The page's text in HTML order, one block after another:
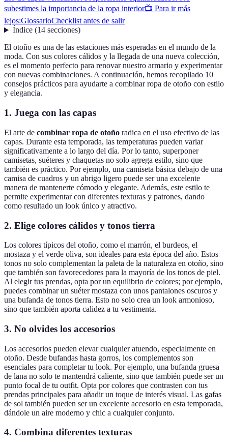
subestimes la importancia de la ropa interior📺 Para ir más
lejos:GlossarioChecklist antes de salir
Índice(14 secciones)
El otoño es una de las estaciones más esperadas en el mundo de la
moda. Con sus colores cálidos y la llegada de una nueva colección,
es el momento perfecto para renovar nuestro armario y experimentar
con nuevas combinaciones. A continuación, hemos recopilado 10
consejos prácticos para ayudarte a combinar ropa de otoño con estilo
y elegancia.
1. Juega con las capas
El arte de combinar ropa de otoño radica en el uso efectivo de las
capas. Durante esta temporada, las temperaturas pueden variar
significativamente a lo largo del día. Por lo tanto, superponer
camisetas, suéteres y chaquetas no solo agrega estilo, sino que
también es práctico. Por ejemplo, una camiseta básica debajo de una
camisa de cuadros y un abrigo ligero puede ser una excelente
manera de mantenerte cómodo y elegante. Además, este estilo te
permite experimentar con diferentes texturas y patrones, dando
como resultado un look único y atractivo.
2. Elige colores cálidos y tonos tierra
Los colores típicos del otoño, como el marrón, el burdeos, el
mostaza y el verde oliva, son ideales para esta época del año. Estos
tonos no solo complementan la paleta de la naturaleza en otoño, sino
que también son favorecedores para la mayoría de los tonos de piel.
Al elegir tus prendas, opta por un equilibrio de colores; por ejemplo,
puedes combinar un suéter mostaza con unos pantalones oscuros y
una bufanda de tonos tierra. Esto no solo crea un look armonioso,
sino que también aporta calidez a tu vestimenta.
3. No olvides los accesorios
Los accesorios pueden elevar cualquier atuendo, especialmente en
otoño. Desde bufandas hasta gorros, los complementos son
esenciales para completar tu look. Por ejemplo, una bufanda gruesa
de lana no solo te mantendrá caliente, sino que también puede ser un
punto focal de tu outfit. Opta por colores que contrasten con tus
prendas principales para añadir un toque de interés visual. Las gafas
de sol también pueden ser un excelente accesorio en esta temporada,
dándole un aire moderno y chic a cualquier conjunto.
4. Combina diferentes texturas